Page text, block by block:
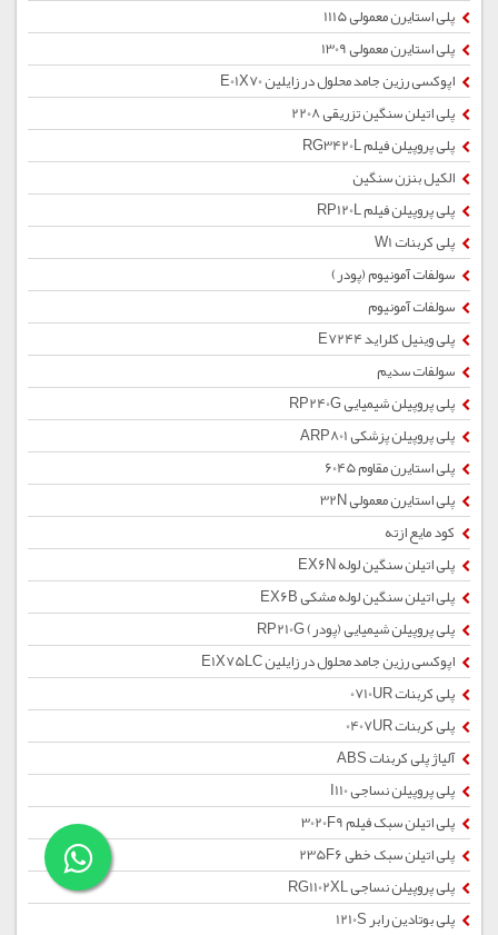
پلی استایرن معمولی 1115
پلی استایرن معمولی 1309
اپوکسی رزین جامد محلول در زایلین E01X70
پلی اتیلن سنگین تزریقی 2208
پلی پروپیلن فیلم RG3420L
الکیل بنزن سنگین
پلی پروپیلن فیلم RP120L
پلی کربنات W1
سولفات آمونیوم (پودر)
سولفات آمونیوم
پلی وینیل کلراید E7244
سولفات سدیم
پلی پروپیلن شیمیایی RP240G
پلی پروپیلن پزشکی ARP801
پلی استایرن مقاوم 6045
پلی استایرن معمولی 32N
کود مایع ازته
پلی اتیلن سنگین لوله EX6N
پلی اتیلن سنگین لوله مشکی EX6B
پلی پروپیلن شیمیایی (پودر) RP210G
اپوکسی رزین جامد محلول در زایلین E1X75LC
پلی کربنات 0710UR
پلی کربنات 0407UR
آلیاژ پلی کربنات ABS
پلی پروپیلن نساجی I110
پلی اتیلن سبک فیلم 3020F9
پلی اتیلن سبک خطی 235F6
پلی پروپیلن نساجی RG1102XL
پلی بوتادین رابر 1210S